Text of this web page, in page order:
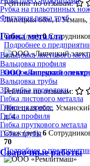
Рубка на гильотинных
Фигурная резка труб
Гибка металла
Вальцовка листового
Вальцовка профиля
Вальцовка пруткового
Вальцовка трубы
3D-гибка проволоки
Гибка листового металла
Гибка на прессе
Гибка профиля
Гибка пруткового металла
Гибка трубы
Сварочные работы
Рейтинг по отзывам:
Липецкая обл., г.
Стаж (лет):0
Подробнее о
ООО «Липецкий
Рейтинг по отзывам:
Липецкая обл.,
д. 4
Стаж (лет):6
70
Подробнее о